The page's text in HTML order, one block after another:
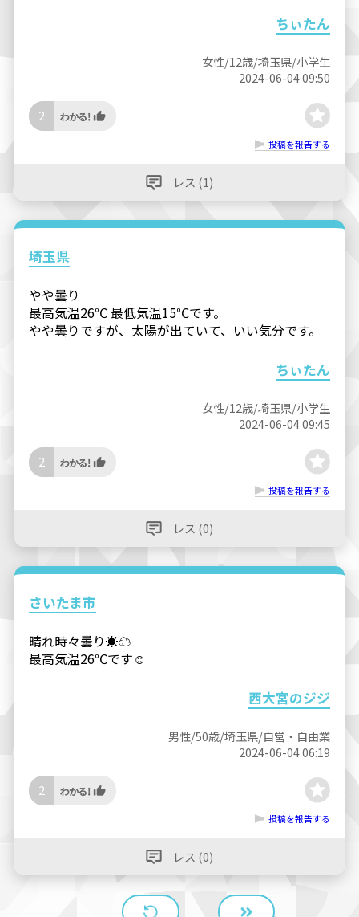
ちぃたん
女性/12歳/埼玉県/小学生
2024-06-04 09:50
2
投稿を報告する
レス (1)
埼玉県
やや曇り
最高気温26℃ 最低気温15℃です。
やや曇りですが、太陽が出ていて、いい気分です。
ちぃたん
女性/12歳/埼玉県/小学生
2024-06-04 09:45
2
投稿を報告する
レス (0)
さいたま市
晴れ時々曇り☀☁
最高気温26℃です☺
西大宮のジジ
男性/50歳/埼玉県/自営・自由業
2024-06-04 06:19
2
投稿を報告する
レス (0)